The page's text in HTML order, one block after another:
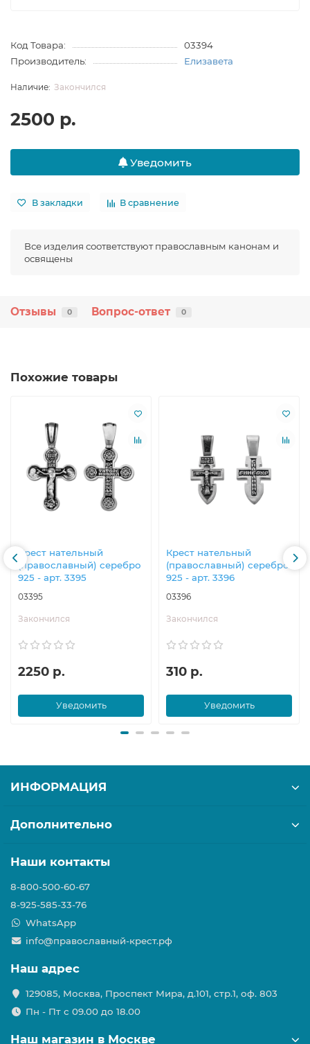
Код Товара:
03394
Производитель:
Елизавета
Закончился
2500 р.
Уведомить
В закладки В сравнение
Все изделия соответствуют православным канонам и
освящены
Отзывы 0 Вопрос-ответ 0
Похожие товары
Крест нательный
(православный) серебро
925 - арт. 3395
03395
Закончился
2250 р.
Уведомить
Крест нательный
(православный) серебро
925 - арт. 3396
03396
Закончился
310 р.
Уведомить
ИНФОРМАЦИЯ
Дополнительно
Наши контакты
8-800-500-60-67
8-925-585-33-76
WhatsApp
info@православный-крест.рф
Наш адрес
129085, Москва, Проспект Мира, д.101, стр.1, оф. 803
Пн - Пт с 09.00 до 18.00
Наш магазин в Москве